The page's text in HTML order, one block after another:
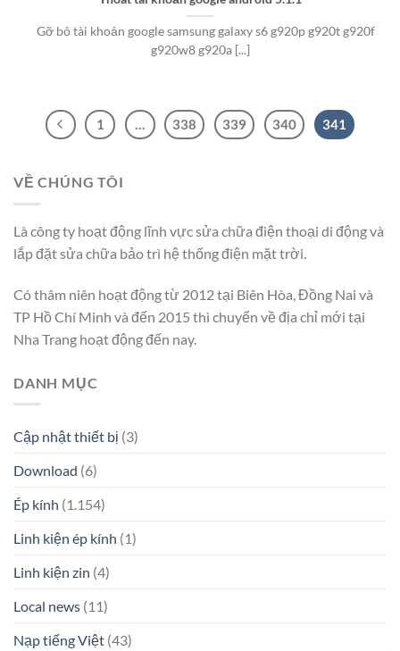
Gỡ bỏ tài khoản google samsung galaxy s6 g920p g920t g920f
g920w8 g920a [...]
1 … 338 339 340 341
VỀ CHÚNG TÔI
Là công ty hoạt động lĩnh vực sửa chữa điện thoại di động và
lắp đặt sửa chữa bảo trì hệ thống điện mặt trời.
Có thâm niên hoạt động từ 2012 tại Biên Hòa, Đồng Nai và
TP Hồ Chí Minh và đến 2015 thì chuyển về địa chỉ mới tại
Nha Trang hoạt động đến nay.
DANH MỤC
Cập nhật thiết bị (3)
Download (6)
Ép kính (1.154)
Linh kiện ép kính (1)
Linh kiện zin (4)
Local news (11)
Nạp tiếng Việt (43)